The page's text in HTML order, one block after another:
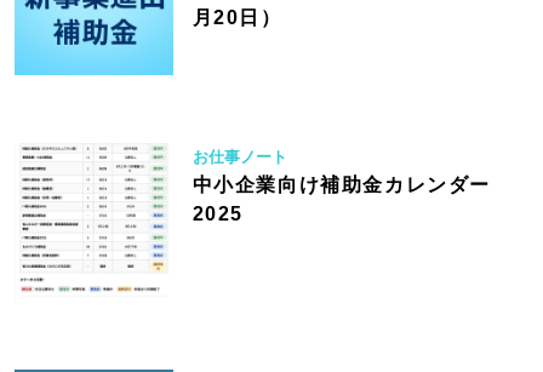
月20日）
お仕事ノート
中小企業向け補助金カレンダー
2025